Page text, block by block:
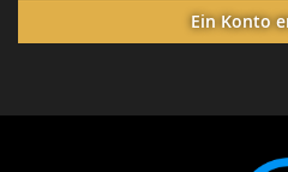
Ein Konto